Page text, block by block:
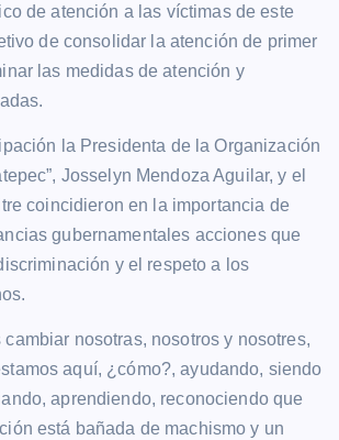
de atención a las víctimas de este
de consolidar la atención de primer
las medidas de atención y
la Presidenta de la Organización
Josselyn Mendoza Aguilar, y el
coincidieron en la importancia de
gubernamentales acciones que
y el respeto a los
cambiar nosotras, nosotros y nosotres,
aquí, ¿cómo?, ayudando, siendo
aprendiendo, reconociendo que
está bañada de machismo y un